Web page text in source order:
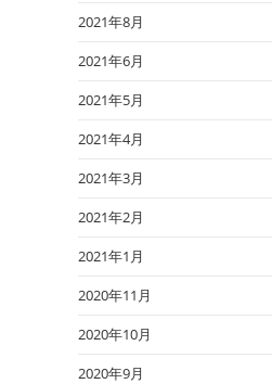
2021年8月
2021年6月
2021年5月
2021年4月
2021年3月
2021年2月
2021年1月
2020年11月
2020年10月
2020年9月